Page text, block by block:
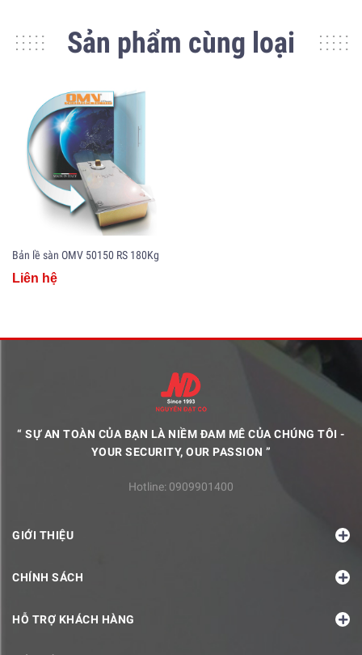
Sản phẩm cùng loại
Bản lề sàn OMV 50150 RS 180Kg
Liên hệ
“ SỰ AN TOÀN CỦA BẠN LÀ NIỀM ĐAM MÊ CỦA CHÚNG TÔI -
YOUR SECURITY, OUR PASSION ”
Hotline: 0909901400
GIỚI THIỆU
CHÍNH SÁCH
HỖ TRỢ KHÁCH HÀNG